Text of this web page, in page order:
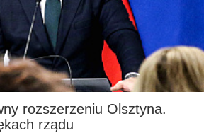
rozszerzeniu Olsztyna.
rządu